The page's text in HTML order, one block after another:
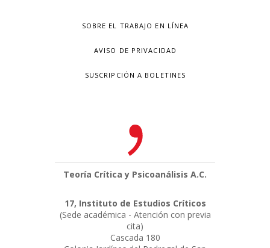
SOBRE EL TRABAJO EN LÍNEA
AVISO DE PRIVACIDAD
SUSCRIPCIÓN A BOLETINES
Teoría Crítica y Psicoanálisis A.C.
17, Instituto de Estudios Críticos
(Sede académica - Atención con previa
cita)
Cascada 180